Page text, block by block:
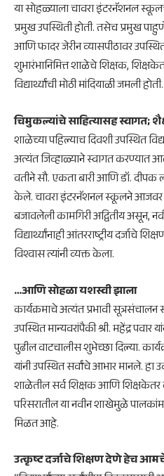
​या सोहळ्याला चावरा इंटरनॅशनल
प्रमुख उपस्थिती होती. तसेच प्रमुख
आणि फादर जेरीन व्यासपीठावर
शुभारंभानिमित्त शाळेचे शिक्षक,
विद्यार्थ्यांची मोठी मांदियाळी जमली होती.
​चिमुकल्यांचे साहित्यासह स्वागत;
​शाळेच्या पहिल्याच दिवशी उपस्थित
अत्यंत जिव्हाळ्याने स्वागत करण्यात
वतीने सौ. एकता बारी आणि डॉ.
केले. चावरा इंटरनॅशनल स्कूलने आजवर
बजावलेली कामगिरी अद्वितीय असून,
विद्यार्थ्यांनाही आंतरराष्ट्रीय दर्जाचे
विश्वास त्यांनी व्यक्त केला.
​…आणि सोहळा यशस्वी झाला
​कार्यक्रमाचे अत्यंत प्रभावी
उपस्थित मान्यवरांपैकी श्री. महेंद्र
पुढील वाटचालीस शुभेच्छा दिल्या.
यांनी उपस्थित सर्वांचे आभार मानले.
शाळेतील सर्व शिक्षक आणि शिक्षकेतर
परिसरातील या नवीन शाखेमुळे
मिळत आहे.
​उत्कृष्ट दर्जाचे शिक्षण देणे हेच